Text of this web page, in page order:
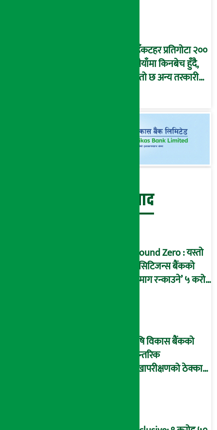
भुइँकटहर प्रतिगोटा २००
रुपैयाँमा किनबेच हुँदै,
यस्तो छ अन्य तरकारी
बेथिति मुर्दाबाद
Ground Zero : यस्तो
छ सिटिजन्स बैंकको
‘दिमाग रन्काउने’ ५ करोड
कृषि विकास बैंकको
आन्तरिक
लेखापरीक्षणको ठेक्का
आरोप !